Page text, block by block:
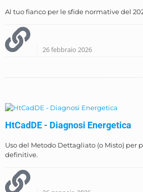
Al tuo fianco per le sfide normative del
26 febbraio 2026
HtCadDE - Diagnosi Energetica
Uso del Metodo Dettagliato (o Misto) per
definitive.